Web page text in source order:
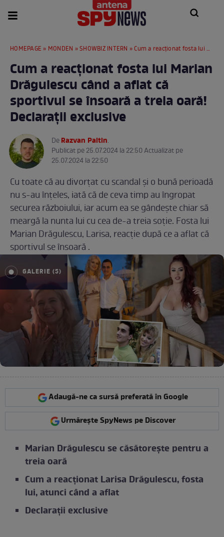
HOMEPAGE » MONDEN »SHOWBIZ INTERN » Cum a reacționat fosta lui Marian Drăgulescu când a aflat că sportivul se însoară a treia oară! Declarații exclusive
Cum a reacționat fosta lui Marian
Drăgulescu când a aflat că
sportivul se însoară a treia oară!
Declarații exclusive
DeRazvan Paltin.
Publicat pe 25.07.2024 la 22:50 Actualizat pe
25.07.2024 la 22:50
Cu toate că au divorțat cu scandal și o bună perioadă
nu s-au înțeles, iată că de ceva timp au îngropat
securea războiului, iar acum ea se gândește chiar să
meargă la nunta lui cu cea de-a treia soție. Fosta lui
Marian Drăgulescu, Larisa, reacție după ce a aflat că
sportivul se însoară .
GALERIE (5)
Adaugă-ne ca sursă preferată în Google
Urmărește SpyNews pe Discover
Marian Drăgulescu se căsătorește pentru a
treia oară
Cum a reacționat Larisa Drăgulescu, fosta
lui, atunci când a aflat
Declarații exclusive